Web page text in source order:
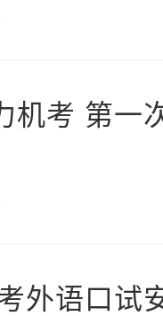
机考 第一
外语口试